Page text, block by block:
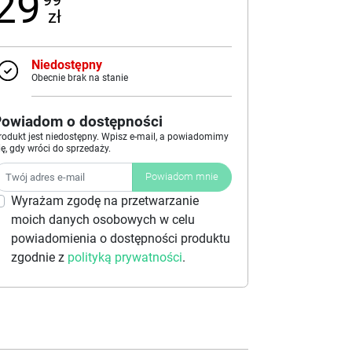
zł
Niedostępny
Obecnie brak na stanie
o dostępności
jest niedostępny. Wpisz e-mail, a powiadomimy
gdy wróci do sprzedaży.
Powiadom mnie
Wyrażam zgodę na przetwarzanie
moich danych osobowych w celu
powiadomienia o dostępności produktu
zgodnie z polityką prywatności.